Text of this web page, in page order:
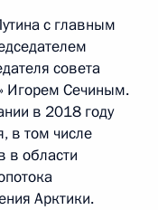
с главным
совета
Игорем Сечиным.
в 2018 году
в том числе
в области
Арктики.